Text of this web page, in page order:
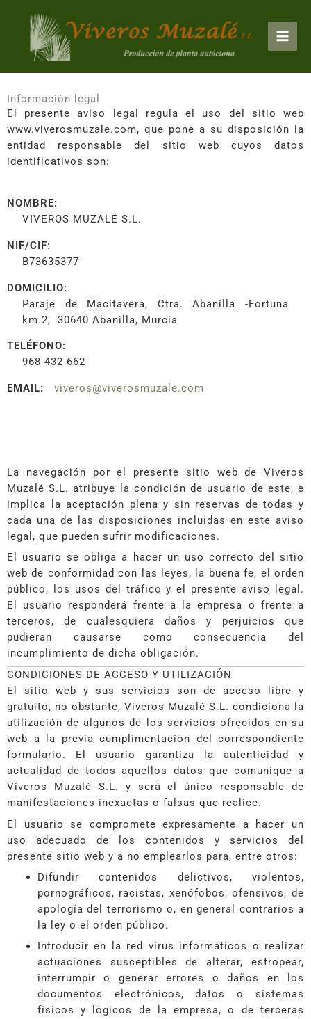
contenido
Información legal
El presente aviso legal regula el uso del sitio web
www.viverosmuzale.com, que pone a su disposición la
entidad responsable del sitio web cuyos datos
identificativos son:
NOMBRE:
VIVEROS MUZALÉ S.L.
NIF/CIF:
B73635377
DOMICILIO:
Paraje de Macitavera, Ctra. Abanilla -Fortuna
km.2, 30640 Abanilla, Murcia
TELÉFONO:
968 432 662
EMAIL: viveros@viverosmuzale.com
La navegación por el presente sitio web de Viveros
Muzalé S.L. atribuye la condición de usuario de este, e
implica la aceptación plena y sin reservas de todas y
cada una de las disposiciones incluidas en este aviso
legal, que pueden sufrir modificaciones.
El usuario se obliga a hacer un uso correcto del sitio
web de conformidad con las leyes, la buena fe, el orden
público, los usos del tráfico y el presente aviso legal.
El usuario responderá frente a la empresa o frente a
terceros, de cualesquiera daños y perjuicios que
pudieran causarse como consecuencia del
incumplimiento de dicha obligación.
CONDICIONES DE ACCESO Y UTILIZACIÓN
El sitio web y sus servicios son de acceso libre y
gratuito, no obstante, Viveros Muzalé S.L. condiciona la
utilización de algunos de los servicios ofrecidos en su
web a la previa cumplimentación del correspondiente
formulario. El usuario garantiza la autenticidad y
actualidad de todos aquellos datos que comunique a
Viveros Muzalé S.L. y será el único responsable de
manifestaciones inexactas o falsas que realice.
El usuario se compromete expresamente a hacer un
uso adecuado de los contenidos y servicios del
presente sitio web y a no emplearlos para, entre otros:
Difundir contenidos delictivos, violentos,
pornográficos, racistas, xenófobos, ofensivos, de
apología del terrorismo o, en general contrarios a
la ley o el orden público.
Introducir en la red virus informáticos o realizar
actuaciones susceptibles de alterar, estropear,
interrumpir o generar errores o daños en los
documentos electrónicos, datos o sistemas
físicos y lógicos de la empresa, o de terceras